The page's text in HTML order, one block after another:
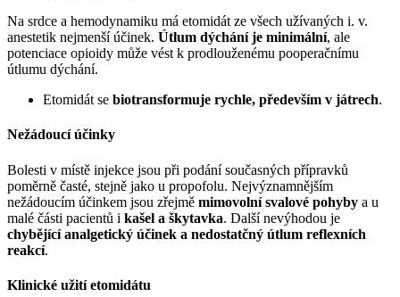
Na srdce a hemodynamiku má etomidát ze všech užívaných i. v.
anestetik nejmenší účinek. Útlum dýchání je minimální, ale
potenciace opioidy může vést k prodlouženému pooperačnímu
útlumu dýchání.
Etomidát se biotransformuje rychle, především v játrech.
Nežádoucí účinky
Bolesti v místě injekce jsou při podání současných přípravků
poměrně časté, stejně jako u propofolu. Nejvýznamnějším
nežádoucím účinkem jsou zřejmě mimovolní svalové pohyby a u
malé části pacientů i kašel a škytavka. Další nevýhodou je
chybějící analgetický účinek a nedostatčný útlum reflexních
reakcí.
Klinické užití etomidátu